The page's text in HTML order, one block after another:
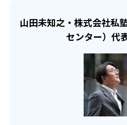
集団指導ではないため、生徒同
ったりする機会が少ない可能性
山田未知之・株式会社私
センター）代